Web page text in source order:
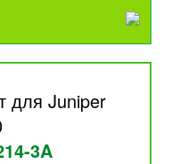
для Juniper
3A